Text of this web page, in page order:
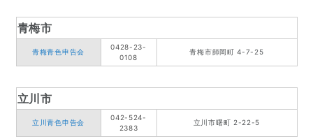
青梅市
青梅青色申告会
0428-23-
0108
青梅市師岡町 4-7-25
立川市
立川青色申告会
042-524-
2383
立川市曙町 2-22-5